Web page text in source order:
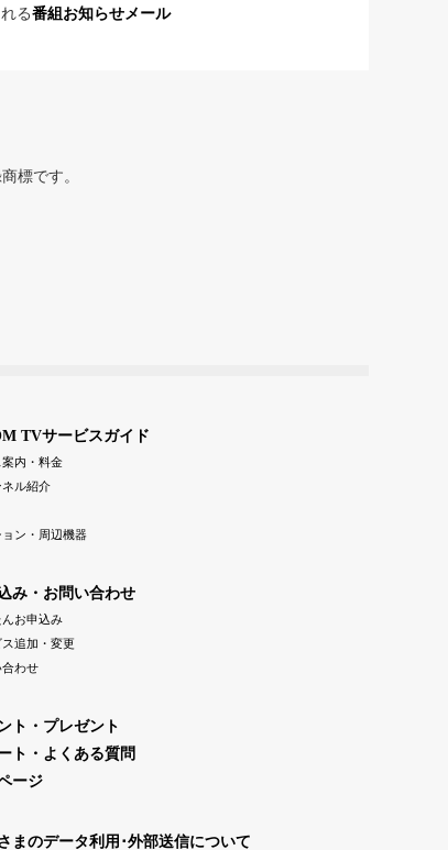
る番組お知らせメール
標です。
TVサービスガイド
案内・料金
ル紹介
ョン・周辺機器
み・お問い合わせ
お申込み
追加・変更
合わせ
ト・プレゼント
ト・よくある質問
ージ
まのデータ利用･外部送信について